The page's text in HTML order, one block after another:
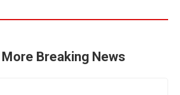
More Breaking News